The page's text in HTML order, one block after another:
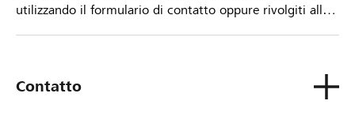
utilizzando il formulario di contatto oppure rivolgiti alla
Contatto